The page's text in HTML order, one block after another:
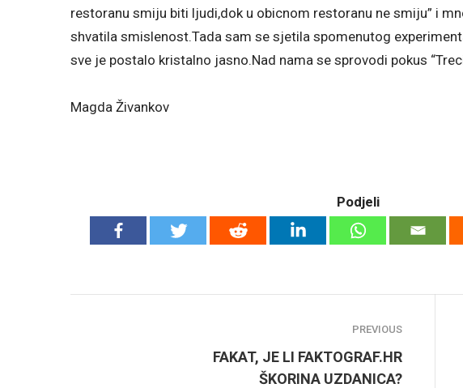
restoranu smiju biti ljudi,dok u obicnom restoranu ne smiju” i
shvatila smislenost.Tada sam se sjetila spomenutog
sve je postalo kristalno jasno.Nad nama se sprovodi pokus
Magda Živankov
Podjeli
PREVIOUS
FAKAT, JE LI FAKTOGRAF.HR
ŠKORINA UZDANICA?